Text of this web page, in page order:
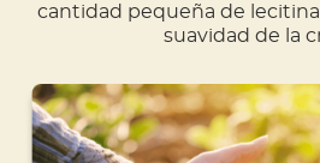
cantidad pequeña de
suavidad de la